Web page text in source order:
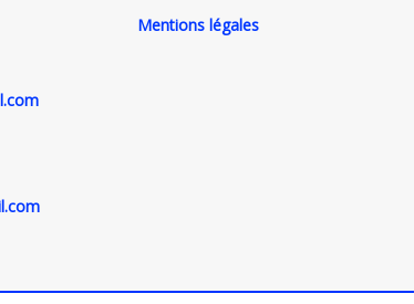
Mentions légales